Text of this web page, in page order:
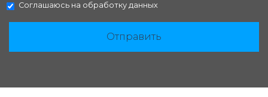
Соглашаюсь на обработку данных
Отправить